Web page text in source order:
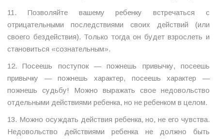
11. Позволяйте вашему ребенку встречаться с
отрицательными последствиями своих действий (или
своего бездействия). Только тогда он будет взрослеть и
становиться «сознательным».
12. Посеешь поступок — пожнешь привычку, посеешь
привычку — пожнешь характер, посеешь характер —
пожнешь судьбу! Можно выражать свое недовольство
отдельными действиями ребенка, но не ребенком в целом.
13. Можно осуждать действия ребенка, но, не его чувства.
Недовольство действиями ребенка не должно быть